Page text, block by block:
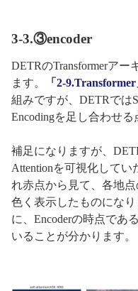
3-3.③encoder
DETRのTransformerア
ます。
「2-9.Transformer
組みですが、DETRでは
Encodingを足し合わせる
補足になりますが、
Attentionを可視化して
れ赤点から見て、各地点
色く表示したものにな
に、Encoderの時点であ
いることが分かります。